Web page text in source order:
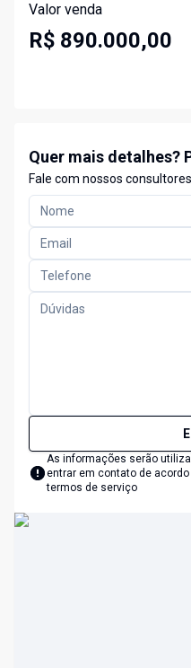
Valor venda
R$ 890.000,00
Quer mais detalhes?
Fale com nossos consultores
As informações serão
entrar em contato de acordo
termos de serviço